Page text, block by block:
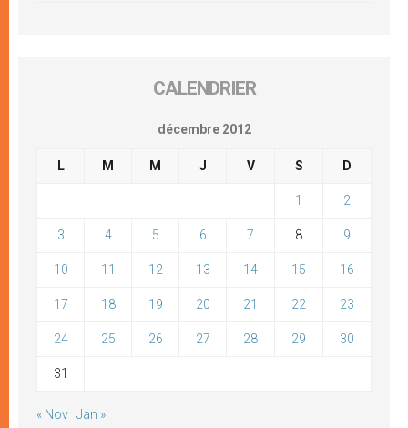
CALENDRIER
décembre 2012
L M M J V S D
1 2
3 4 5 6 7 8 9
10 11 12 13 14 15 16
17 18 19 20 21 22 23
24 25 26 27 28 29 30
31
« Nov Jan »